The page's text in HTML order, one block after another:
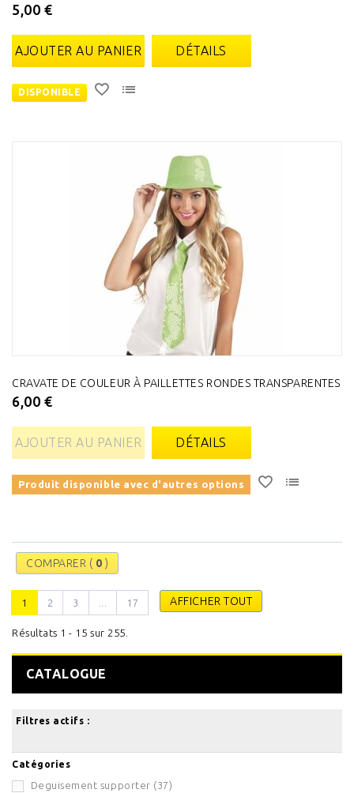
5,00 €
AJOUTER AU PANIER DÉTAILS
DISPONIBLE
CRAVATE DE COULEUR À PAILLETTES RONDES TRANSPARENTES
6,00 €
AJOUTER AU PANIER DÉTAILS
Produit disponible avec d'autres options
COMPARER ( 0 )
AFFICHER TOUT
1 2 3 17
Résultats 1 - 15 sur 255.
CATALOGUE
Filtres actifs :
Catégories
Deguisement supporter (37)